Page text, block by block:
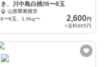
き、川中島白桃‼︎6〜8玉
山形県東根市
6〜8玉、1.5kg〜
2,600円
+送料965円